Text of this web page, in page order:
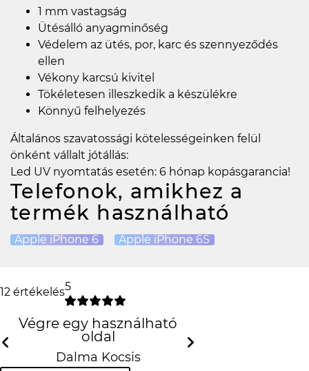
1 mm vastagság
Ütésálló anyagminőség
Védelem az ütés, por, karc és szennyeződés
ellen
Vékony karcsú kivitel
Tökéletesen illeszkedik a készülékre
Könnyű felhelyezés
Általános szavatossági kötelességeinken felül
önként vállalt jótállás:
Led UV nyomtatás esetén: 6 hónap kopásgarancia!
Telefonok, amikhez a
termék használható
Apple iPhone 6 Apple iPhone 6S
12 értékelés5
Végre egy használható oldal
Dalma Kocsis
Previous